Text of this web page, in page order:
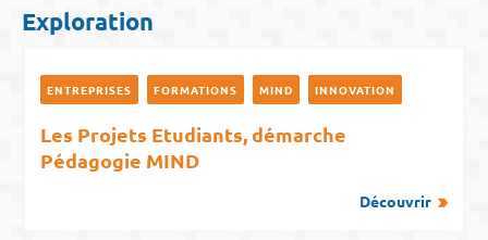
Exploration
ENTREPRISES FORMATIONS MIND INNOVATION
Les Projets Etudiants, démarche
Pédagogie MIND
Découvrir